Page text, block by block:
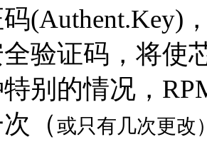
(Authent.Key)
验证码，将使
别的情况，
（或只有几次更改